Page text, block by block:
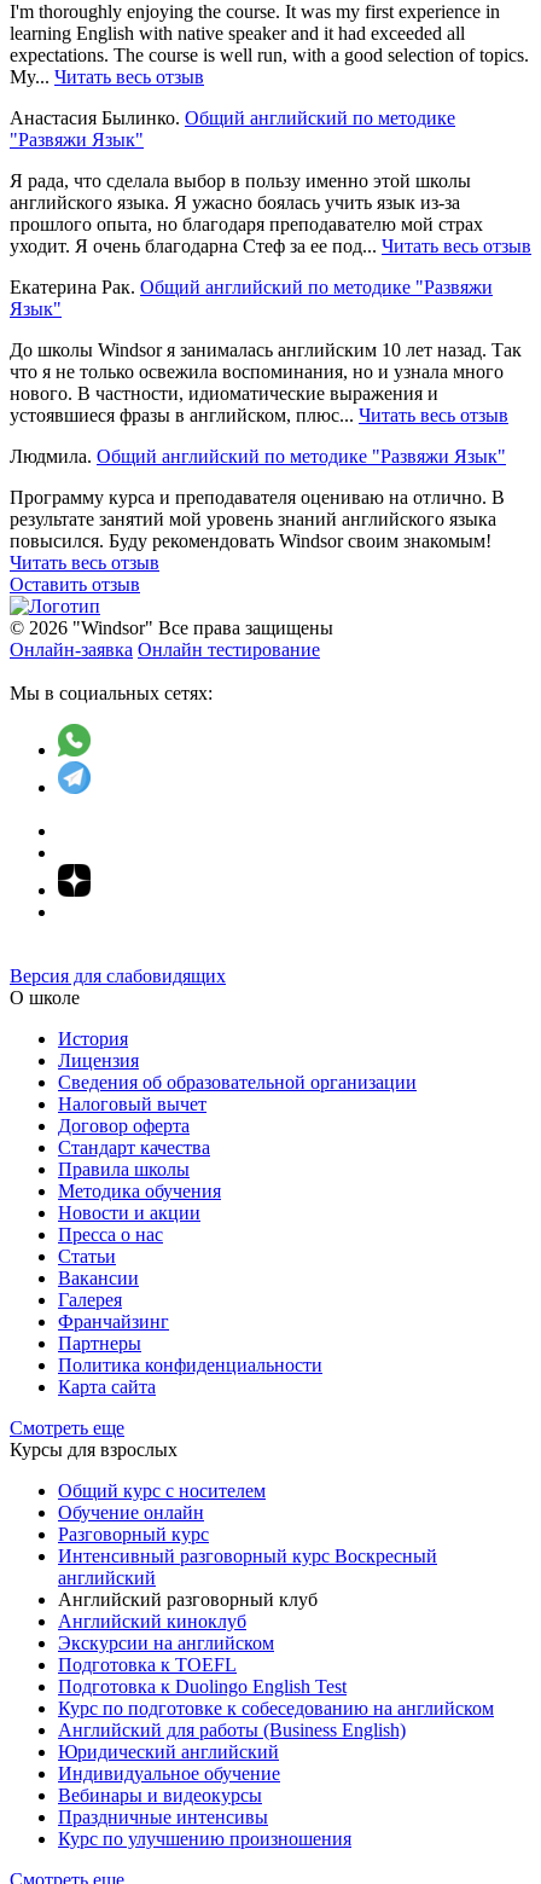
I'm thoroughly enjoying the course. It was my first experience in
learning English with native speaker and it had exceeded all
expectations. The course is well run, with a good selection of topics.
My... Читать весь отзыв
Анастасия Былинко. Общий английский по методике
"Развяжи Язык"
Я рада, что сделала выбор в пользу именно этой школы
английского языка. Я ужасно боялась учить язык из-за
прошлого опыта, но благодаря преподавателю мой страх
уходит. Я очень благодарна Стеф за ее под... Читать весь отзыв
Екатерина Рак. Общий английский по методике "Развяжи
Язык"
До школы Windsor я занималась английским 10 лет назад. Так
что я не только освежила воспоминания, но и узнала много
нового. В частности, идиоматические выражения и
устоявшиеся фразы в английском, плюс... Читать весь отзыв
Людмила. Общий английский по методике "Развяжи Язык"
Программу курса и преподавателя оцениваю на отлично. В
результате занятий мой уровень знаний английского языка
повысился. Буду рекомендовать Windsor своим знакомым!
Читать весь отзыв
Оставить отзыв
© 2026 "Windsor" Все права защищены
Онлайн-заявка Онлайн тестирование
Мы в социальных сетях:
Версия для слабовидящих
О школе
История
Лицензия
Сведения об образовательной организации
Налоговый вычет
Договор оферта
Стандарт качества
Правила школы
Методика обучения
Новости и акции
Пресса о нас
Статьи
Вакансии
Галерея
Франчайзинг
Партнеры
Политика конфиденциальности
Карта сайта
Смотреть еще
Курсы для взрослых
Общий курс с носителем
Обучение онлайн
Разговорный курс
Интенсивный разговорный курс Воскресный
английский
Английский разговорный клуб
Английский киноклуб
Экскурсии на английском
Подготовка к TOEFL
Подготовка к Duolingo English Test
Курс по подготовке к собеседованию на английском
Английский для работы (Business English)
Юридический английский
Индивидуальное обучение
Вебинары и видеокурсы
Праздничные интенсивы
Курс по улучшению произношения
Смотреть еще